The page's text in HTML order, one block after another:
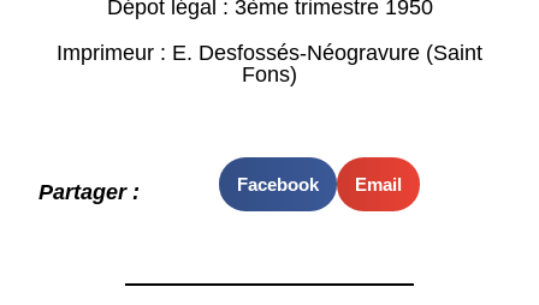
Dépot légal : 3ème trimestre 1950
Imprimeur : E. Desfossés-Néogravure (Saint
Fons)
Partager : Facebook Email